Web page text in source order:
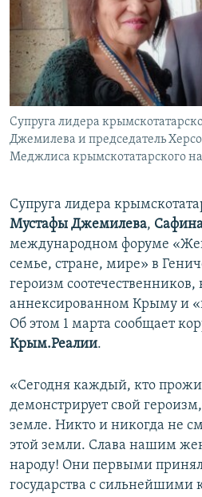
ПОБЕДИТЕЛЕЙ НЕ СУДЯТ?
КРЫМ.НЕПОКОРЕННЫЙ
ELIFBE
УКРАИНСКАЯ ПРОБЛЕМА КРЫМА
ПРИСОЕДИНЯЙТЕСЬ!
Все сайты RFE/RL
Супруга лидера
Джемилева и председатель
Меджлиса крымскотатарского
Супруга лидера
Мустафы Джемилева,
международном форуме
семье, стране, мире» в
героизм соотечественников,
аннексированном Крыму и
Об этом 1 марта сообщает
Крым.Реалии.
«Сегодня каждый, кто
демонстрирует свой
земле. Никто и никогда не
этой земли. Слава нашим
народу! Они первыми
государства с сильнейшими